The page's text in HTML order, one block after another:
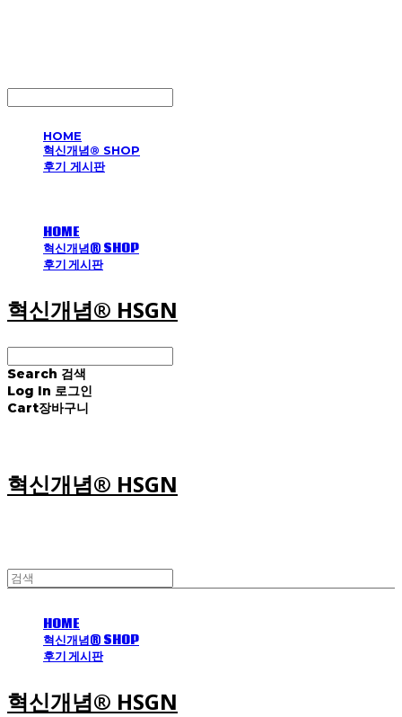
HOME
혁신개념® SHOP
후기 게시판
HOME
혁신개념® SHOP
후기 게시판
혁신개념® HSGN
Search 검색
Log In 로그인
Cart장바구니
혁신개념® HSGN
HOME
혁신개념® SHOP
후기 게시판
혁신개념® HSGN